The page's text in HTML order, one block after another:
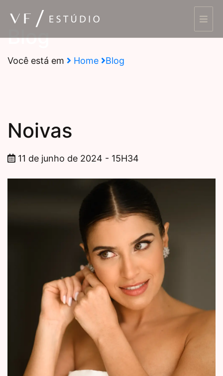
Blog
Você está em Home Blog
Noivas
11 de junho de 2024 - 15H34